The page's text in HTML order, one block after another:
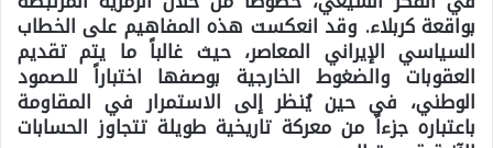
بواقعة كربلاء. وقد انعكست هذه المفاهيم على الخطاب
السياسي الإيراني المعاصر، حيث غالباً ما يتم تقديم
العقوبات والضغوط الخارجية بوصفها اختباراً للصمود
الوطني، في حين يُنظر إلى الاستمرار في المقاومة
باعتباره جزءاً من معركة تاريخية طويلة تتجاوز الحسابات